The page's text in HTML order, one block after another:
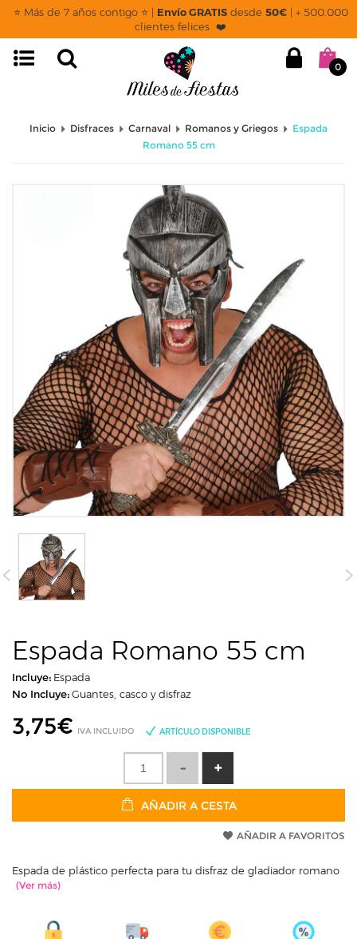
⭐ Más de 7 años contigo ⭐ | Envío GRATISdesde 50€| + 500.000
clientes felices ❤️
0
Inicio Disfraces Carnaval Romanos y Griegos
Espada
Romano 55 cm
Espada Romano 55 cm
Incluye: Espada
No Incluye:Guantes, casco y disfraz
3,75€ IVA INCLUIDO ARTÍCULO DISPONIBLE
AÑADIR A CESTA
AÑADIR A FAVORITOS
Espada de plástico perfecta para tu disfraz de gladiador romano